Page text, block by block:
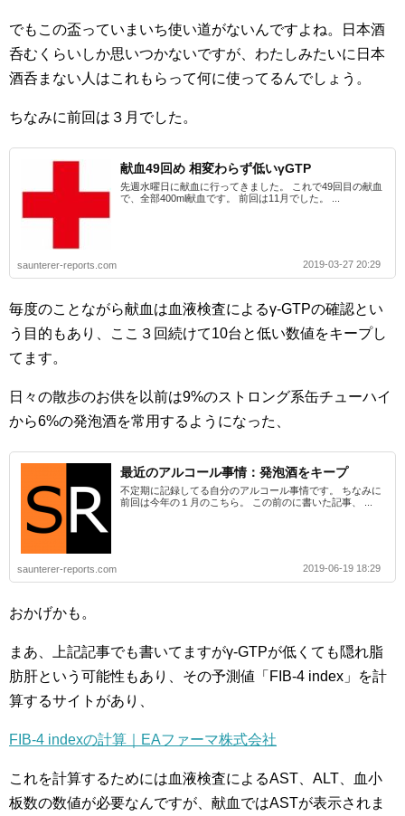
でもこの盃っていまいち使い道がないんですよね。日本酒
呑むくらいしか思いつかないですが、わたしみたいに日本
酒呑まない人はこれもらって何に使ってるんでしょう。
ちなみに前回は３月でした。
献血49回め 相変わらず低いγGTP
先週水曜日に献血に行ってきました。 これで49回目の献血
で、全部400ml献血です。 前回は11月でした。 ...
saunterer-reports.com 2019-03-27 20:29
毎度のことながら献血は血液検査によるγ-GTPの確認とい
う目的もあり、ここ３回続けて10台と低い数値をキープし
てます。
日々の散歩のお供を以前は9%のストロング系缶チューハイ
から6%の発泡酒を常用するようになった、
最近のアルコール事情：発泡酒をキープ
不定期に記録してる自分のアルコール事情です。 ちなみに
前回は今年の１月のこちら。 この前のに書いた記事、 ...
saunterer-reports.com 2019-06-19 18:29
おかげかも。
まあ、上記記事でも書いてますがγ-GTPが低くても隠れ脂
肪肝という可能性もあり、その予測値「FIB-4 index」を計
算するサイトがあり、
FIB-4 indexの計算｜EAファーマ株式会社
これを計算するためには血液検査によるAST、ALT、血小
板数の数値が必要なんですが、献血ではASTが表示されま